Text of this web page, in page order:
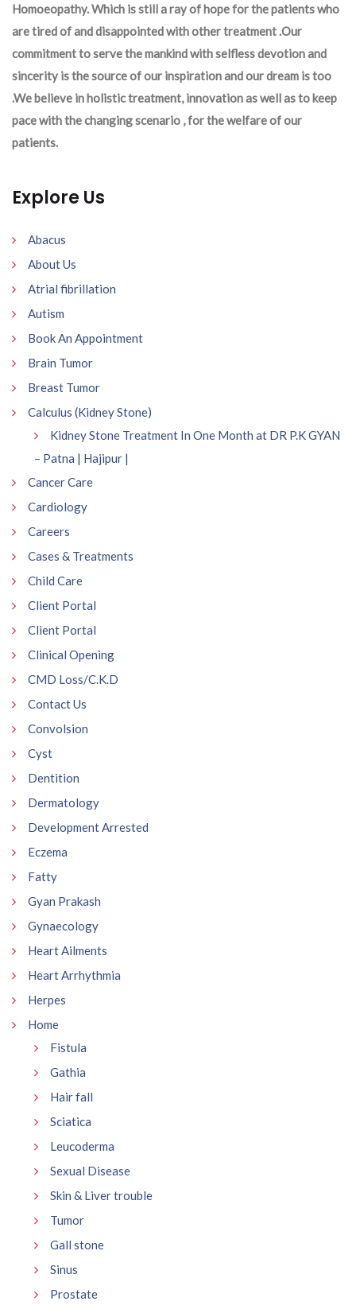
Homoeopathy. Which is still a ray of hope for the patients who
are tired of and disappointed with other treatment .Our
commitment to serve the mankind with selfless devotion and
sincerity is the source of our inspiration and our dream is too
.We believe in holistic treatment, innovation as well as to keep
pace with the changing scenario , for the welfare of our
patients.
Explore Us
Abacus
About Us
Atrial fibrillation
Autism
Book An Appointment
Brain Tumor
Breast Tumor
Calculus (Kidney Stone)
Kidney Stone Treatment In One Month at DR P.K GYAN
– Patna | Hajipur |
Cancer Care
Cardiology
Careers
Cases & Treatments
Child Care
Client Portal
Client Portal
Clinical Opening
CMD Loss/C.K.D
Contact Us
Convolsion
Cyst
Dentition
Dermatology
Development Arrested
Eczema
Fatty
Gyan Prakash
Gynaecology
Heart Ailments
Heart Arrhythmia
Herpes
Home
Fistula
Gathia
Hair fall
Sciatica
Leucoderma
Sexual Disease
Skin & Liver trouble
Tumor
Gall stone
Sinus
Prostate